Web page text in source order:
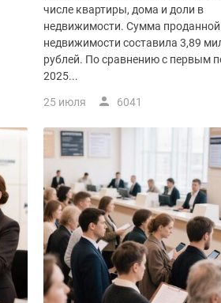
числе квартиры, дома и доли в
недвижимости. Сумма проданной
недвижимости составила 3,89
рублей. По сравнению с первым
2025...
25 июля 6041